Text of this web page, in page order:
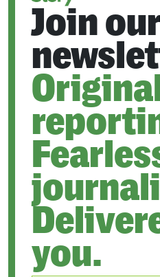
Join
you.